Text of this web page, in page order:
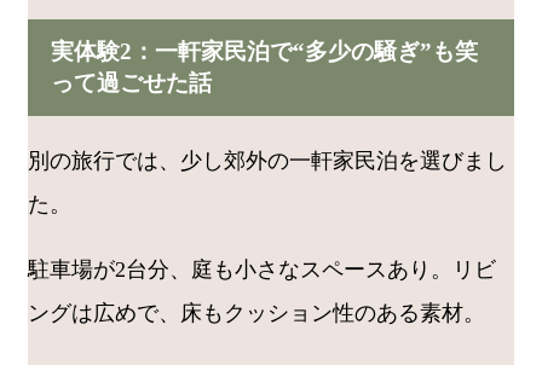
実体験2：一軒家民泊で“多少の騒ぎ”も笑
って過ごせた話
別の旅行では、少し郊外の一軒家民泊を選びまし
た。
駐車場が2台分、庭も小さなスペースあり。リビ
ングは広めで、床もクッション性のある素材。